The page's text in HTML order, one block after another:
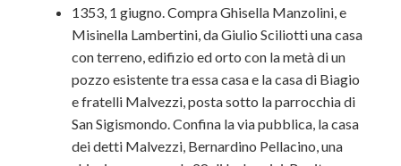
1353, 1 giugno. Compra Ghisella Manzolini, e
Misinella Lambertini, da Giulio Sciliotti una casa
con terreno, edifizio ed orto con la metà di un
pozzo esistente tra essa casa e la casa di Biagio
e fratelli Malvezzi, posta sotto la parrocchia di
San Sigismondo. Confina la via pubblica, la casa
dei detti Malvezzi, Bernardino Pellacino, una